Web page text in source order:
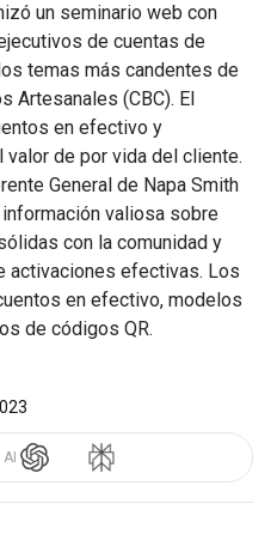
un seminario web con
de cuentas de
temas más candentes de
Artesanales (CBC). El
en efectivo y
de por vida del cliente.
General de Napa Smith
valiosa sobre
con la comunidad y
activaciones efectivas. Los
en efectivo, modelos
de códigos QR.